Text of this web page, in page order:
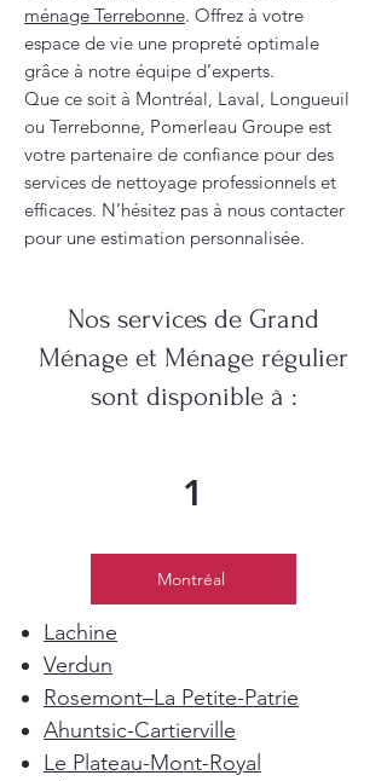
ménage Terrebonne. Offrez à votre
espace de vie une propreté optimale
grâce à notre équipe d’experts.
Que ce soit à Montréal, Laval, Longueuil
ou Terrebonne, Pomerleau Groupe est
votre partenaire de confiance pour des
services de nettoyage professionnels et
efficaces. N’hésitez pas à nous contacter
pour une estimation personnalisée.
Nos services de Grand
Ménage et Ménage régulier
sont disponible à :
1
Montréal
Lachine
Verdun
Rosemont–La Petite-Patrie
Ahuntsic-Cartierville
Le Plateau-Mont-Royal